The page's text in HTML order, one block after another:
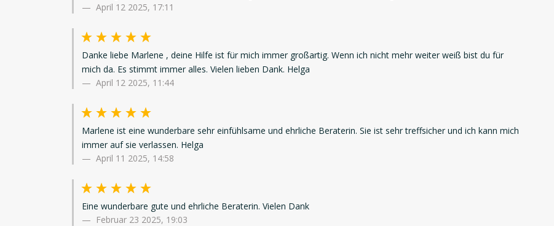
April 12 2025, 17:11
Danke liebe Marlene , deine Hilfe ist für mich immer großartig. Wenn ich nicht mehr weiter weiß bist du für
mich da. Es stimmt immer alles. Vielen lieben Dank. Helga
April 12 2025, 11:44
Marlene ist eine wunderbare sehr einfühlsame und ehrliche Beraterin. Sie ist sehr treffsicher und ich kann mich
immer auf sie verlassen. Helga
April 11 2025, 14:58
Eine wunderbare gute und ehrliche Beraterin. Vielen Dank
Februar 23 2025, 19:03